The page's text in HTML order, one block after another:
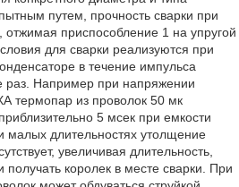
путем, прочность сварки при
приспособление 1 на упругой
для сварки реализуются при
в течение импульса
раз. Например при напряжении
термопар из проволок 50 мк
5 мсек при емкости
малых длительностях утолщение
увеличивая длительность,
королек в месте сварки. При